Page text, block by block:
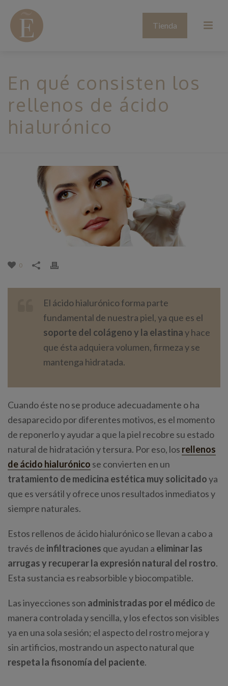
Tienda
En qué consisten los
rellenos de ácido
hialurónico
0
El ácido hialurónico forma parte
fundamental de nuestra piel, ya que es el
soporte del colágeno y la elastinay hace
que ésta adquiera volumen, firmeza y se
mantenga hidratada.
Cuando éste no se produce adecuadamente o ha
desaparecido por diferentes motivos, es el momento
de reponerlo y ayudar a que la piel recobre su estado
natural de hidratación y tersura. Por eso, los rellenos
de ácido hialurónico se convierten en un
tratamiento de medicina estética muy solicitadoya
que es versátil y ofrece unos resultados inmediatos y
siempre naturales.
Estos rellenos de ácido hialurónico se llevan a cabo a
través de infiltraciones que ayudan a eliminar las
arrugas y recuperar la expresión natural del rostro.
Esta sustancia es reabsorbible y biocompatible.
Las inyecciones son administradas por el médico de
manera controlada y sencilla, y los efectos son visibles
ya en una sola sesión; el aspecto del rostro mejora y
sin artificios, mostrando un aspecto natural que
respeta la fisonomía del paciente.